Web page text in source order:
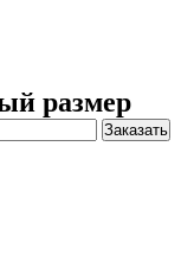
размер
Заказать